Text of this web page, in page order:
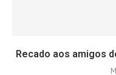
Recado aos amigos